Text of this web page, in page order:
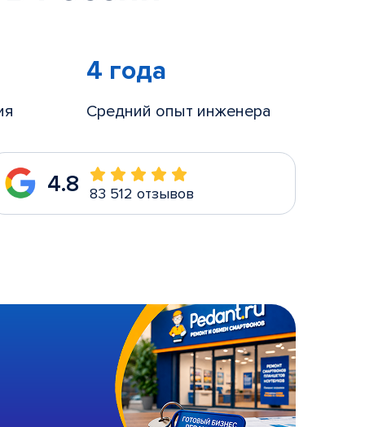
4 года
Средний опыт инженера
4.8 83 512 отзывов